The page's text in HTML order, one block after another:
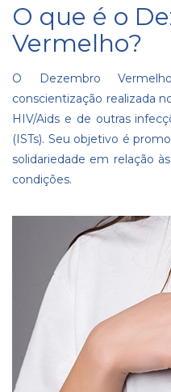
O que é o
Vermelho?
O Dezembro
conscientização realizada
HIV/Aids e de outras
(ISTs). Seu objetivo é
solidariedade em relação
condições.